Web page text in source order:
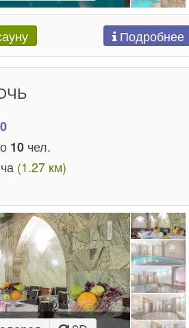
Подробнее
10 чел.
(1.27 км)